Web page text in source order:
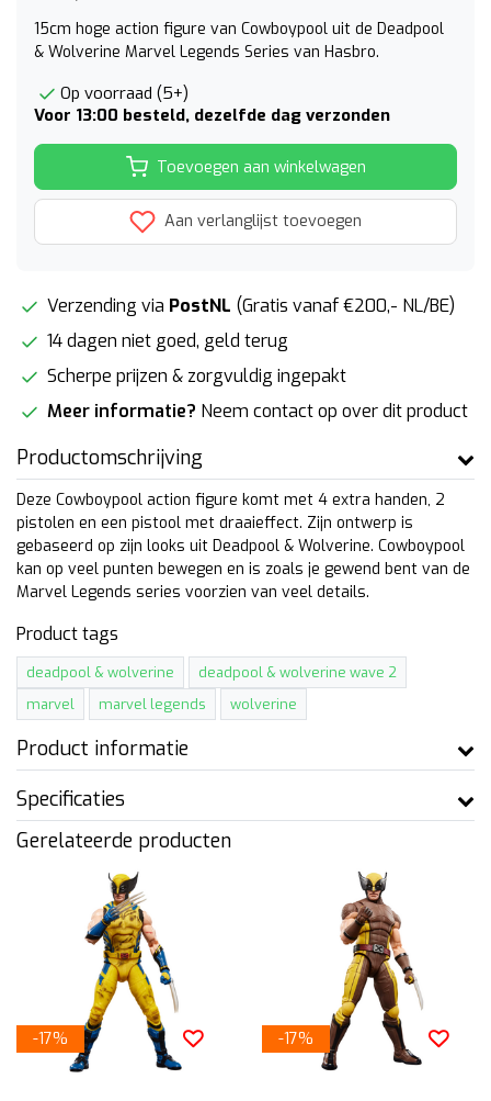
15cm hoge action figure van Cowboypool uit de Deadpool
& Wolverine Marvel Legends Series van Hasbro.
Op voorraad (5+)
Voor 13:00 besteld, dezelfde dag verzonden
Toevoegen aan winkelwagen
Aan verlanglijst toevoegen
Verzending via PostNL (Gratis vanaf €200,- NL/BE)
14 dagen niet goed, geld terug
Scherpe prijzen & zorgvuldig ingepakt
Meer informatie? Neem contact op over dit product
Productomschrijving
Deze Cowboypool action figure komt met 4 extra handen, 2
pistolen en een pistool met draaieffect. Zijn ontwerp is
gebaseerd op zijn looks uit Deadpool & Wolverine. Cowboypool
kan op veel punten bewegen en is zoals je gewend bent van de
Marvel Legends series voorzien van veel details.
Product tags
deadpool & wolverine
deadpool & wolverine wave 2
marvel
marvel legends wolverine
Product informatie
Specificaties
Gerelateerde producten
-17% -17%